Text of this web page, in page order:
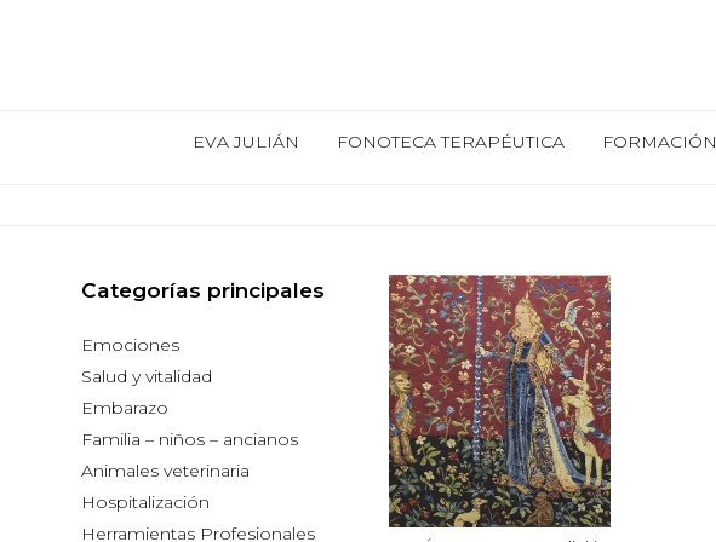
EVA JULIÁN FONOTECA TERAPÉUTICA FORMACIÓN
Categorías principales
Emociones
Salud y vitalidad
Embarazo
Familia – niños – ancianos
Animales veterinaria
Hospitalización
Herramientas Profesionales